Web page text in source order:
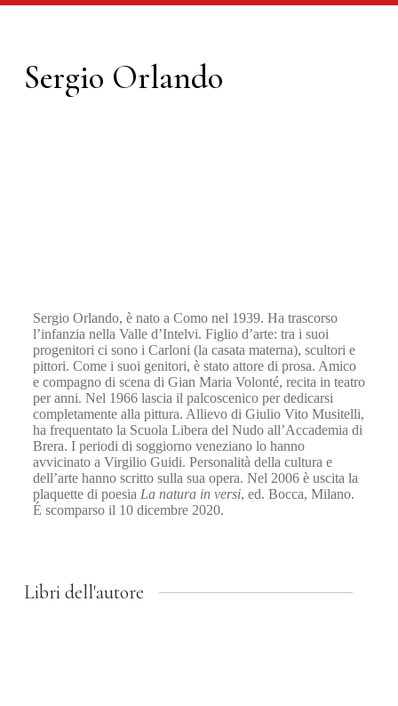
Sergio Orlando
Sergio Orlando, è nato a Como nel 1939. Ha trascorso
l’infanzia nella Valle d’Intelvi. Figlio d’arte: tra i suoi
progenitori ci sono i Carloni (la casata materna), scultori e
pittori. Come i suoi genitori, è stato attore di prosa. Amico
e compagno di scena di Gian Maria Volonté, recita in teatro
per anni. Nel 1966 lascia il palcoscenico per dedicarsi
completamente alla pittura. Allievo di Giulio Vito Musitelli,
ha frequentato la Scuola Libera del Nudo all’Accademia di
Brera. I periodi di soggiorno veneziano lo hanno
avvicinato a Virgilio Guidi. Personalità della cultura e
dell’arte hanno scritto sulla sua opera. Nel 2006 è uscita la
plaquette di poesia La natura in versi, ed. Bocca, Milano.
É scomparso il 10 dicembre 2020.
Libri dell'autore